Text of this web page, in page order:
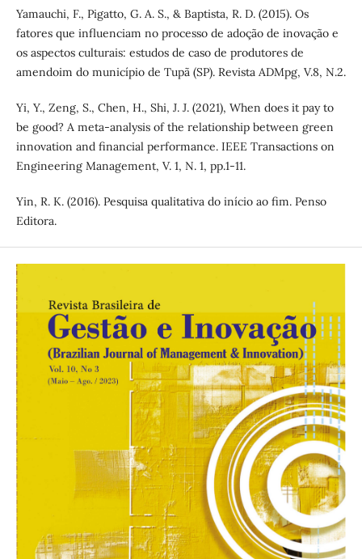
Yamauchi, F., Pigatto, G. A. S., & Baptista, R. D. (2015). Os
fatores que influenciam no processo de adoção de inovação e
os aspectos culturais: estudos de caso de produtores de
amendoim do município de Tupã (SP). Revista ADMpg, V.8, N.2.
Yi, Y., Zeng, S., Chen, H., Shi, J. J. (2021), When does it pay to
be good? A meta-analysis of the relationship between green
innovation and financial performance. IEEE Transactions on
Engineering Management, V. 1, N. 1, pp.1-11.
Yin, R. K. (2016). Pesquisa qualitativa do início ao fim. Penso
Editora.